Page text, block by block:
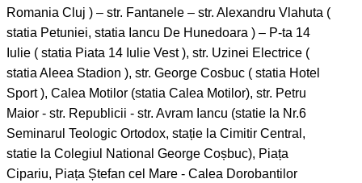
Romania Cluj ) – str. Fantanele – str. Alexandru Vlahuta (
statia Petuniei, statia Iancu De Hunedoara ) – P-ta 14
Iulie ( statia Piata 14 Iulie Vest ), str. Uzinei Electrice (
statia Aleea Stadion ), str. George Cosbuc ( statia Hotel
Sport ), Calea Motilor (statia Calea Motilor), str. Petru
Maior - str. Republicii - str. Avram Iancu (statie la Nr.6
Seminarul Teologic Ortodox, stație la Cimitir Central,
statie la Colegiul National George Coșbuc), Piața
Cipariu, Piața Ștefan cel Mare - Calea Dorobantilor